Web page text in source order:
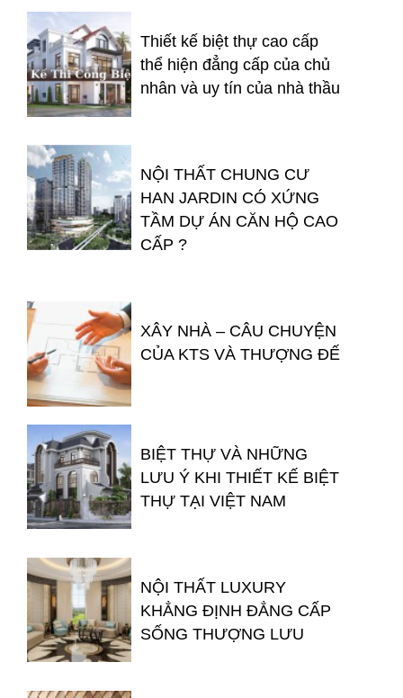
Thiết kế biệt thự cao cấp
thể hiện đẳng cấp của chủ
nhân và uy tín của nhà thầu
NỘI THẤT CHUNG CƯ
HAN JARDIN CÓ XỨNG
TẦM DỰ ÁN CĂN HỘ CAO
CẤP ?
XÂY NHÀ – CÂU CHUYỆN
CỦA KTS VÀ THƯỢNG ĐẾ
BIỆT THỰ VÀ NHỮNG
LƯU Ý KHI THIẾT KẾ BIỆT
THỰ TẠI VIỆT NAM
NỘI THẤT LUXURY
KHẲNG ĐỊNH ĐẲNG CẤP
SỐNG THƯỢNG LƯU